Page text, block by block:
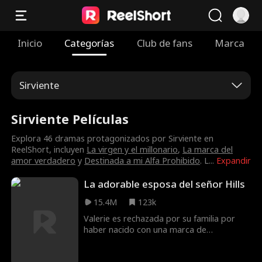
Inicio Categorías Club de fans Marca
Sirviente
Sirviente Películas
Expandir
Explora 46 dramas protagonizados por Sirviente en
ReelShort, incluyen La virgen y el millonario, La marca del
amor verdadero y Destinada a mi Alfa Prohibido. L...
La adorable esposa del señor Hills
15.4M
123k
Valerie es rechazada por su familia por
haber nacido con una marca de